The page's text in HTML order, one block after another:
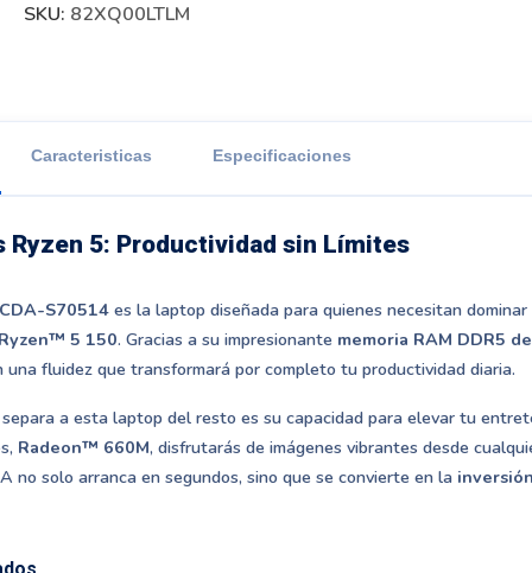
SKU: 82XQ00LTLM
Caracteristicas Especificaciones
Ryzen 5: Productividad sin Límites
S70514es la laptop diseñada para quienes necesitan
5 150. Gracias a su impresionante memoria RAM DDR5
una fluidez que transformará por completo tu productividad diaria.
a esta laptop del resto es su capacidad para elevar tu
Radeon™ 660M, disfrutarás de imágenes vibrantes desde
no solo arranca en segundos, sino que se convierte en la